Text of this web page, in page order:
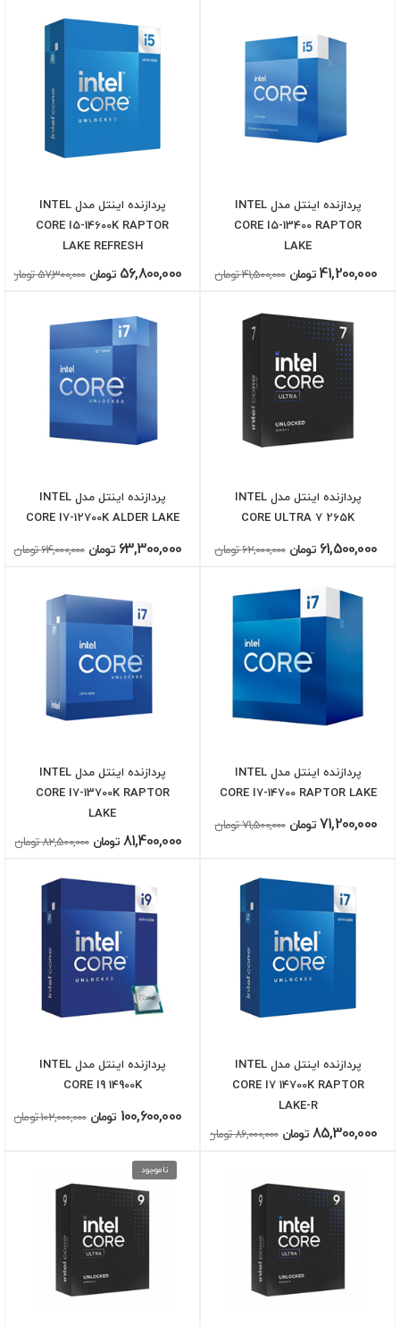
پردازنده اینتل مدل INTEL
CORE I5-13400 RAPTOR
LAKE
41,200,000 تومان 41,500,000 تومان
پردازنده اینتل مدل INTEL
CORE I5-14600K RAPTOR
LAKE REFRESH
56,800,000 تومان 57,300,000 تومان
پردازنده اینتل مدل INTEL
CORE ULTRA 7 265K
61,500,000 تومان 62,000,000 تومان
پردازنده اینتل مدل INTEL
CORE I7-12700K ALDER LAKE
63,300,000 تومان 64,000,000 تومان
پردازنده اینتل مدل INTEL
CORE I7-14700 RAPTOR LAKE
71,200,000 تومان 71,500,000 تومان
پردازنده اینتل مدل INTEL
CORE I7-13700K RAPTOR
LAKE
81,400,000 تومان 82,500,000 تومان
پردازنده اینتل مدل INTEL
CORE I7 14700K RAPTOR
LAKE-R
85,300,000 تومان 86,000,000 تومان
پردازنده اینتل مدل INTEL
CORE I9 14900K
100,600,000 تومان 102,000,000 تومان
ناموجود